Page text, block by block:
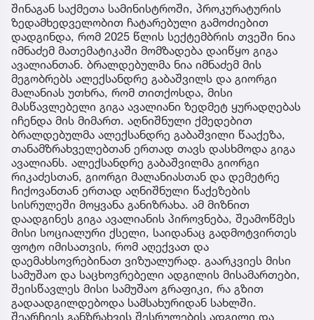
შინაგან საქმეთა სამინისტროში, პროკურატურის
ზედამხედველობით ჩატარებული გამოძიებით
დადგინდა, რომ 2025 წლის სექტემბრის თვეში ნია
იმნაძემ მათემატიკაში მომზადება დაიწყო გიგა
ავალიანთან. ბრალდებულმა ნია იმნაძემ მის
მეგობრებს ალექსანდრე გაბაშვილს და გიორგი
მალანიას უთხრა, რომ თითქოსდა, მისი
მასწავლებელი გიგა ავალიანი ზედმეტ ყურადღებას
იჩენდა მის მიმართ. აღნიშნული ქმედებით
ბრალდებულმა ალექსანდრე გაბაშვილი წააქეზა,
თანამზრახველებთან ერთად თავს დასხმოდა გიგა
ავალიანს. ალექსანდრე გაბაშვილმა გიორგი
რიკაძესთან, გიორგი მალანიასთან და დემეტრე
ჩიქოვანთან ერთად აღნიშნული წაქეზების
სისრულეში მოყვანა განიზრახა. ამ მიზნით
დაადგინეს გიგა ავალიანის პიროვნება, შეამოწმეს
მისი სოციალური ქსელი, საიდანაც გადმოტვირთეს
ფოტო იმისათვის, რომ აღექვათ და
დაემახსოვრებინათ ვიზუალურად. გაარკვიეს მისი
სამუშაო და საცხოვრებელი ადგილის მისამართები,
შეისწავლეს მისი სამუშაო გრაფიკი, რა გზით
გადაადგილდებოდა სამსახურიდან სახლში.
შეარჩიეს განზრახვის შესრულების ადგილი და